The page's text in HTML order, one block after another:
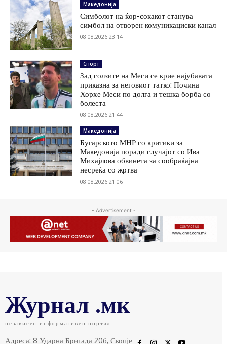
Македонија
Симболот на ќор-сокакот станува
симбол на отворен комуникациски канал
08.08.2026 23:14
Спорт
Зад солзите на Меси се крие најубавата
приказна за неговиот татко: Почина
Хорхе Меси по долга и тешка борба со
болеста
08.08.2026 21:44
Македонија
Бугарското МНР со критики за
Македонија поради случајот со Ива
Михајлова обвинета за сообраќајна
несреќа со жртва
08.08.2026 21:06
- Advertisement -
Журнал .мк
независен информативен портал
Адреса: 8 Ударна Бригада 20б, Скопје